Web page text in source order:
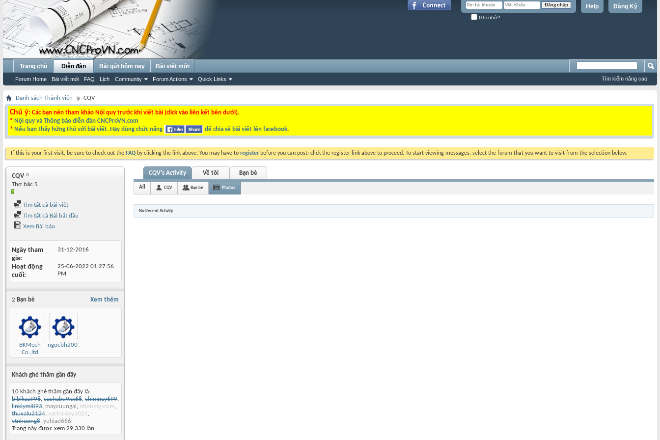
Đăng Ký
Help
Ghi nhớ?
Trang chủ Diễn đàn
Forum Home Bài viết mới FAQ Lịch Community Forum Actions Quick Links
Bài gửi hôm nay Bài viết mới
Tìm kiếm nâng cao
Danh sách Thành viên CQV
Chú ý: Các bạn nên tham khảo Nội quy trước khi viết bài (click vào liên kết bên dưới).
* Nội quy và Thông báo diễn đàn CNCProVN.com
* Nếu bạn thấy hứng thú với bài viết. Hãy dùng chức năng để chia sẻ bài viết lên facebook.
If this is your first visit, be sure to check out the FAQ by clicking the link above. You may have to register before you can post: click the register link above to proceed. To start viewing messages, select the forum that you want to visit from the selection below.
CQV
Thợ bậc 5
Tìm tất cả bài viết
Tìm tất cả Bài bắt đầu
Xem Bài báo
Ngày tham
gia
31-12-2016
Hoạt động
cuối
25-06-2022 01:27:56
PM
Xem thêm
2 Bạn bè
BKMech
Co.,ltd
ngocbh2001
Khách ghé thăm gần đây
10 khách ghé thăm gần đây là:
bibikaa998, cachabu9xx68, chimney699,
linklymi893, maycuungai, nhonmy-com,
thuxalu2124, vacincovy2021,
vtnhuong8, yuhiad666
Trang này được xem 29,330 lần
CQV's Activity Về tôi Bạn bè
All CQV Bạn bè Photos
No Recent Activity